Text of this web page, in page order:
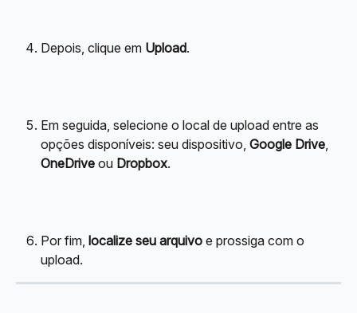
Depois, clique em Upload.
Em seguida, selecione o local de upload entre as
opções disponíveis: seu dispositivo, Google Drive,
OneDrive ou Dropbox.
Por fim, localize seu arquivo e prossiga com o
upload.